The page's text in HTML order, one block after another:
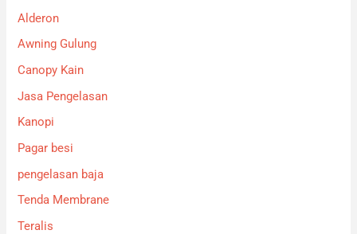
Alderon
Awning Gulung
Canopy Kain
Jasa Pengelasan
Kanopi
Pagar besi
pengelasan baja
Tenda Membrane
Teralis